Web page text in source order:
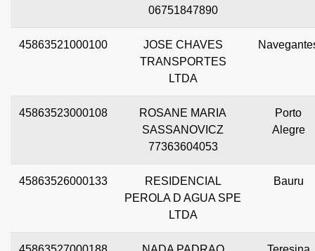
06751847890
45863521000100
JOSE CHAVES
TRANSPORTES
LTDA
45863523000108
ROSANE MARIA
SASSANOVICZ
77363604053
Porto
Alegre
45863526000133
RESIDENCIAL
PEROLA D AGUA SPE
LTDA
Bauru